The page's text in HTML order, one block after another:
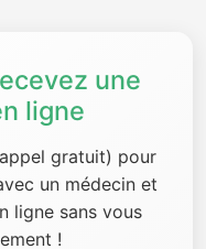
une
ligne
gratuit) pour
un médecin et
ligne sans vous
!